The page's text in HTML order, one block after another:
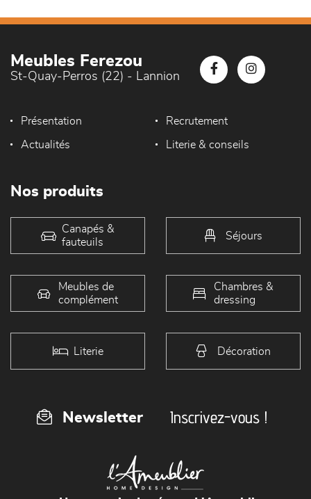
Meubles Ferezou
St-Quay-Perros (22) - Lannion
Présentation Recrutement
Actualités Literie & conseils
Nos produits
Canapés &
fauteuils
Séjours
Meubles de
complément
Chambres &
dressing
Literie Décoration
Newsletter Inscrivez-vous !